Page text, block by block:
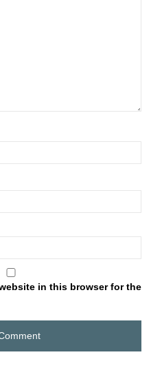
in this browser for the